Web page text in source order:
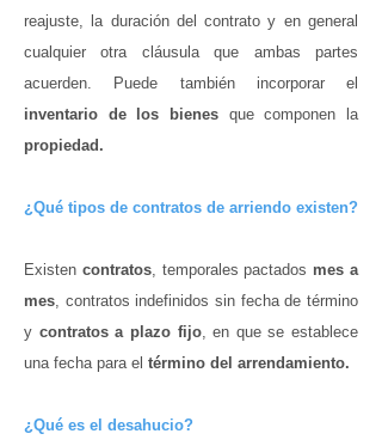
reajuste, la duración del contrato y en general
cualquier otra cláusula que ambas partes
acuerden. Puede también incorporar el
inventario de los bienes que componen la
propiedad.
¿Qué tipos de contratos de arriendo existen?
Existen contratos, temporales pactados mes a
mes, contratos indefinidos sin fecha de término
y contratos a plazo fijo, en que se establece
una fecha para el término del arrendamiento.
¿Qué es el desahucio?